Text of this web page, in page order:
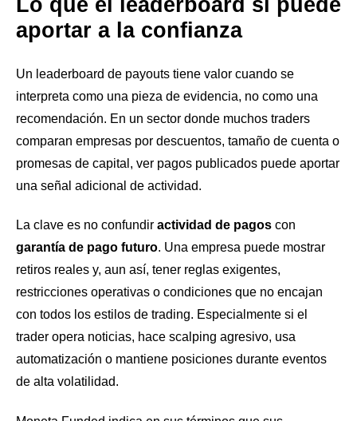
Lo que el leaderboard sí puede
aportar a la confianza
Un leaderboard de payouts tiene valor cuando se
interpreta como una pieza de evidencia, no como una
recomendación. En un sector donde muchos traders
comparan empresas por descuentos, tamaño de cuenta o
promesas de capital, ver pagos publicados puede aportar
una señal adicional de actividad.
La clave es no confundir actividad de pagos con
garantía de pago futuro. Una empresa puede mostrar
retiros reales y, aun así, tener reglas exigentes,
restricciones operativas o condiciones que no encajan
con todos los estilos de trading. Especialmente si el
trader opera noticias, hace scalping agresivo, usa
automatización o mantiene posiciones durante eventos
de alta volatilidad.